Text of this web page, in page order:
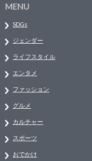
MENU
SDGs
ジェンダー
ライフスタイル
エンタメ
ファッション
グルメ
カルチャー
スポーツ
おでかけ